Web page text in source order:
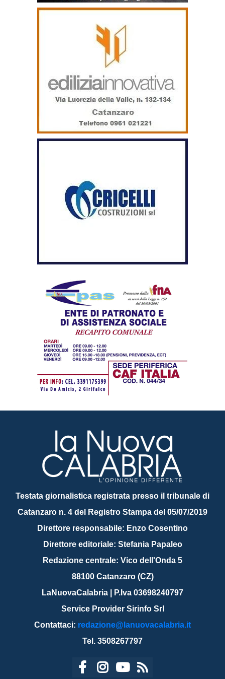
Testata giornalistica registrata presso il tribunale di
Catanzaro n. 4 del Registro Stampa del 05/07/2019
Direttore responsabile: Enzo Cosentino
Direttore editoriale: Stefania Papaleo
Redazione centrale: Vico dell'Onda 5
88100 Catanzaro (CZ)
LaNuovaCalabria | P.Iva 03698240797
Service Provider Sirinfo Srl
Contattaci: redazione@lanuovacalabria.it
Tel. 3508267797